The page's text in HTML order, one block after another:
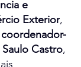
e
Exterior,
coordenador-
Saulo Castro,